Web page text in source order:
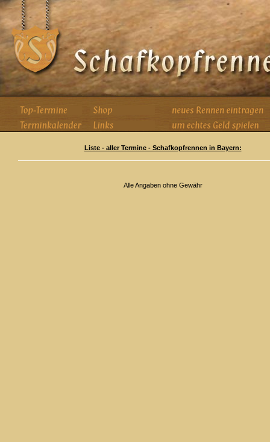
Liste - aller Termine - Schafkopfrennen in Bayern:
Alle Angaben ohne Gewähr